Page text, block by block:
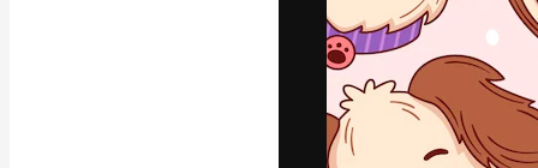
Copyright © 2010-